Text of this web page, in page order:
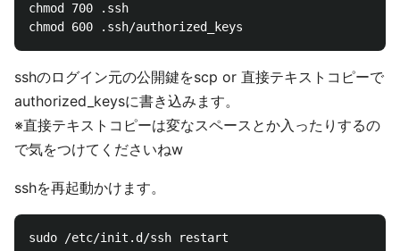
chmod 700 .ssh
sshのログイン元の公開鍵をscp or 直接テキストコピーで
authorized_keysに書き込みます。
※直接テキストコピーは変なスペースとか入ったりするの
で気をつけてくださいねw
sshを再起動かけます。